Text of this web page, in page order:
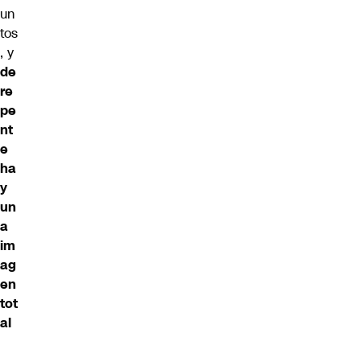
un
tos
, y
de
re
pe
nt
e
ha
y
un
a
im
ag
en
tot
al